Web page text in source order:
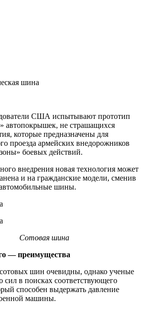
США испытывают прототип
автопокрышек, не страшащихся
которые предназначены для
проезда армейских внедорожников
боевых действий.
внедрения новая технология может
и на гражданские модели, сменив
шины.
Сотовая шина
— преимущества
шин очевидны, однако ученые
сил в поисках соответствующего
способен выдержать давление
машины.